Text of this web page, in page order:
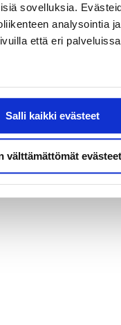
sovelluksia.
analysointia
että eri
Salli kaikki evästeet
välttämättömät evästeet
samankaltaisia
ikääntyvää